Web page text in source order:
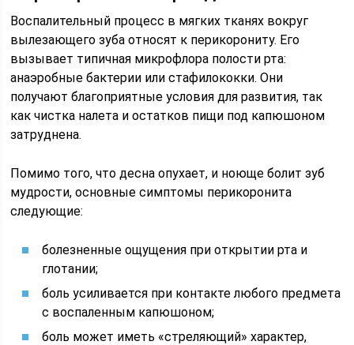
Воспалительный процесс в мягких тканях вокруг
вылезающего зуба относят к перикорониту. Его
вызывает типичная микрофлора полости рта:
анаэробные бактерии или стафилококки. Они
получают благоприятные условия для развития, так
как чистка налета и остатков пищи под капюшоном
затруднена.
Помимо того, что десна опухает, и ноюще болит зуб
мудрости, основные симптомы перикоронита
следующие:
болезненные ощущения при открытии рта и
глотании;
боль усиливается при контакте любого предмета
с воспаленным капюшоном;
боль может иметь «стреляющий» характер,